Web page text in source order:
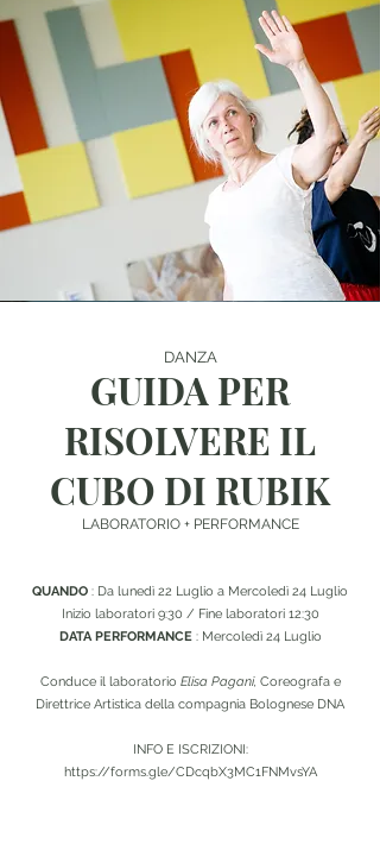
DANZA
GUIDA PER
RISOLVERE IL
CUBO DI RUBIK
LABORATORIO + PERFORMANCE
QUANDO : Da lunedì 22 Luglio a Mercoledì 24 Luglio
Inizio laboratori 9:30 / Fine laboratori 12:30
DATA PERFORMANCE: Mercoledì 24 Luglio
Conduce il laboratorio Elisa Pagani, Coreografa e
Direttrice Artistica della compagnia Bolognese DNA
INFO E ISCRIZIONI:
https://forms.gle/CDcqbX3MC1FNMvsYA